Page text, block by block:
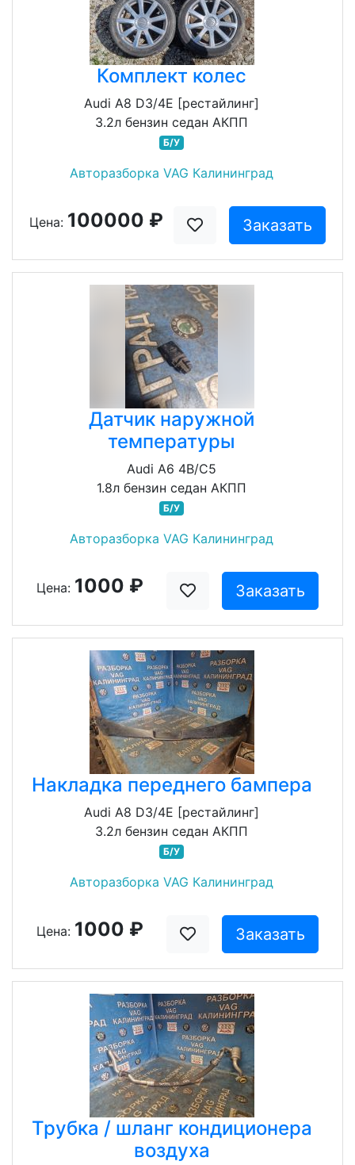
Комплект колес
Audi A8 D3/4E [рестайлинг]
3.2л бензин седан АКПП
Б/У
Авторазборка VAG Калининград
Цена: 100000 ₽ Заказать
Датчик наружной
температуры
Audi A6 4B/C5
1.8л бензин седан АКПП
Б/У
Авторазборка VAG Калининград
Цена: 1000 ₽ Заказать
Накладка переднего бампера
Audi A8 D3/4E [рестайлинг]
3.2л бензин седан АКПП
Б/У
Авторазборка VAG Калининград
Цена: 1000 ₽ Заказать
Трубка / шланг кондиционера
воздуха